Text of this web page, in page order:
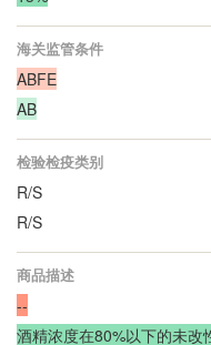
海关监管条件
ABFE
AB
检验检疫类别
R/S
R/S
商品描述
--
酒精浓度在80%以下的未改